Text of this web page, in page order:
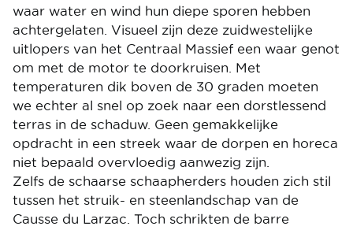
waar water en wind hun diepe sporen hebben
achtergelaten. Visueel zijn deze zuidwestelijke
uitlopers van het Centraal Massief een waar genot
om met de motor te doorkruisen. Met
temperaturen dik boven de 30 graden moeten
we echter al snel op zoek naar een dorstlessend
terras in de schaduw. Geen gemakkelijke
opdracht in een streek waar de dorpen en horeca
niet bepaald overvloedig aanwezig zijn.
Zelfs de schaarse schaapherders houden zich stil
tussen het struik- en steenlandschap van de
Causse du Larzac. Toch schrikten de barre